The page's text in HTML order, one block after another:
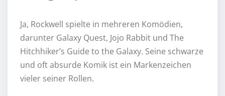
Ja, Rockwell spielte in mehreren Komödien,
darunter Galaxy Quest, Jojo Rabbit und The
Hitchhiker’s Guide to the Galaxy. Seine schwarze
und oft absurde Komik ist ein Markenzeichen
vieler seiner Rollen.